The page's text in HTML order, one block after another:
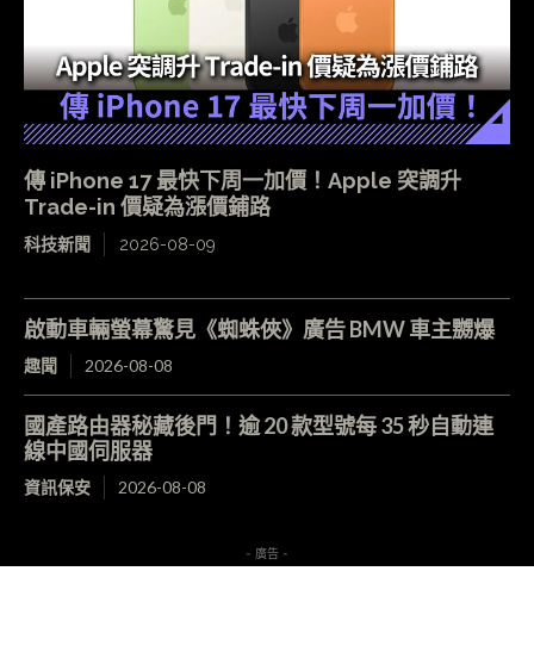
傳 iPhone 17 最快下周一加價！Apple 突調升
Trade-in 價疑為漲價鋪路
科技新聞 2026-08-09
啟動車輛螢幕驚見《蜘蛛俠》廣告 BMW 車主嬲爆
趣聞 2026-08-08
國產路由器秘藏後門！逾 20 款型號每 35 秒自動連
線中國伺服器
資訊保安 2026-08-08
- 廣告 -